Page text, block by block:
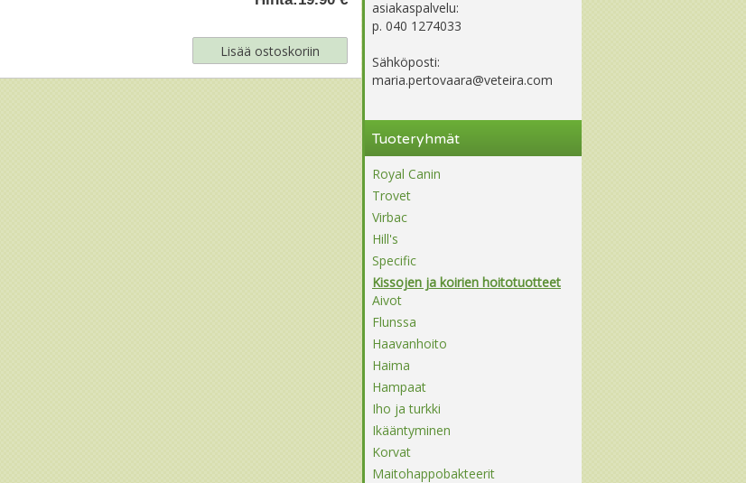
asiakaspalvelu:
p. 040 1274033
Sähköposti:
maria.pertovaara@veteira.com
Tuoteryhmät
Royal Canin
Trovet
Virbac
Hill's
Specific
Kissojen ja koirien hoitotuotteet
Aivot
Flunssa
Haavanhoito
Haima
Hampaat
Iho ja turkki
Ikääntyminen
Korvat
Maitohappobakteerit